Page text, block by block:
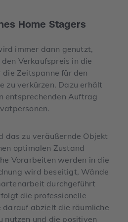
Home Stagers
immer dann genutzt,
Verkaufspreis in die
die Zeitspanne für den
zu verkürzen. Dazu erhält
entsprechenden Auftrag
das zu veräußernde Objekt
optimalen Zustand
Vorarbeiten werden in die
wird beseitigt, Wände
durchgeführt
die professionelle
darauf abzielt die räumliche
nutzen und die positiven